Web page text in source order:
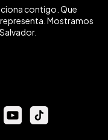
contigo. Que
Mostramos